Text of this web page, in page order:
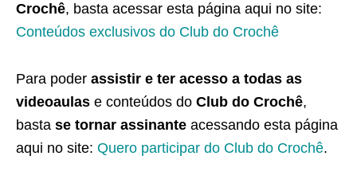
Crochê, basta acessar esta página aqui no site:
Conteúdos exclusivos do Club do Crochê
Para poder assistir e ter acesso a todas as
videoaulas e conteúdos do Club do Crochê,
basta se tornar assinante acessando esta página
aqui no site: Quero participar do Club do Crochê.